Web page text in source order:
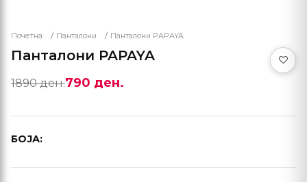
Почетна Панталони Панталони PAPAYA
Панталони PAPAYA
1890 ден.790 ден.
БОЈА: